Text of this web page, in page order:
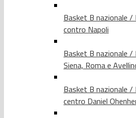
Basket B nazionale /
contro Napoli
Basket B nazionale /
Siena, Roma e
Basket B nazionale /
centro Daniel